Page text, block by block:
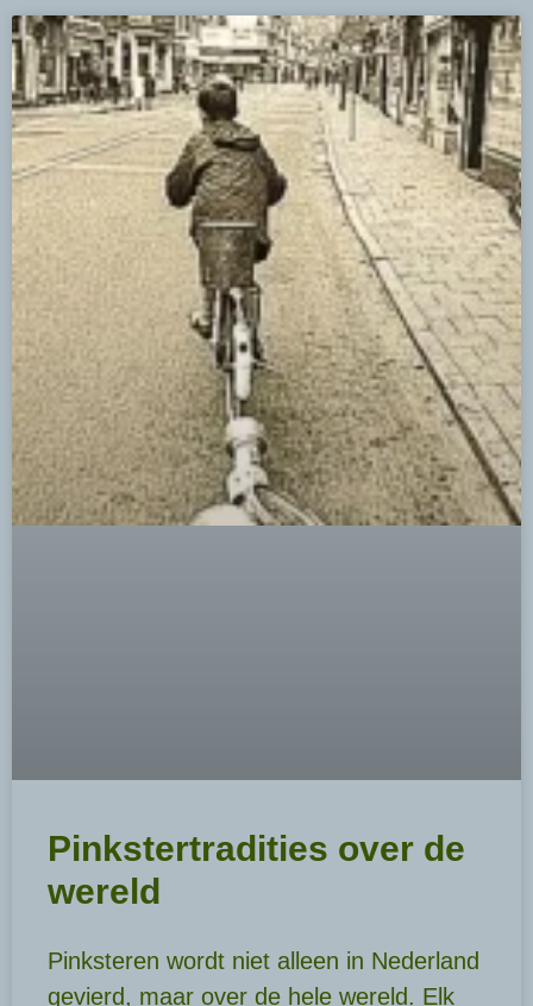
Pinkstertradities over de
wereld
Pinksteren wordt niet alleen in Nederland
gevierd, maar over de hele wereld. Elk